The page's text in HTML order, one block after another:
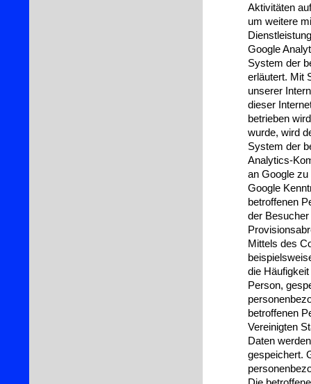
Aktivitäten
um weitere
Google
System der
erläutert. Mit
unserer
dieser
betrieben
wurde, wird
System der
Analytics-
an Google
Google
betroffenen
der
Mittels des
die
Person,
betroffenen
Vereinigten
Daten
gespeichert.